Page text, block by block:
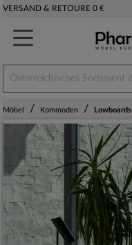
VERSAND & RETOURE 0 €
Möbel / Kommoden / Lowboards